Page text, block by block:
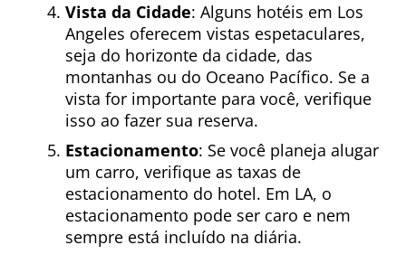
Vista da Cidade: Alguns hotéis em Los
Angeles oferecem vistas espetaculares,
seja do horizonte da cidade, das
montanhas ou do Oceano Pacífico. Se a
vista for importante para você, verifique
isso ao fazer sua reserva.
Estacionamento: Se você planeja alugar
um carro, verifique as taxas de
estacionamento do hotel. Em LA, o
estacionamento pode ser caro e nem
sempre está incluído na diária.